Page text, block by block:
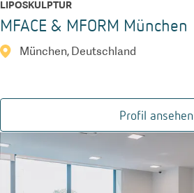
LIPOSKULPTUR
MFACE & MFORM München
München, Deutschland
Profil ansehen